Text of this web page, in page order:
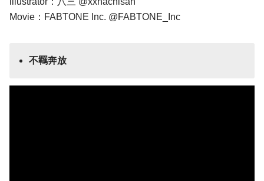
Movie：FABTONE Inc. @FABTONE_Inc
不羈奔放